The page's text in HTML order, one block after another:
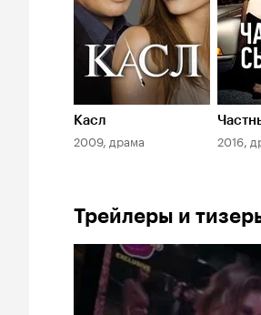
Касл
2009, драма 2016,
Трейлеры и